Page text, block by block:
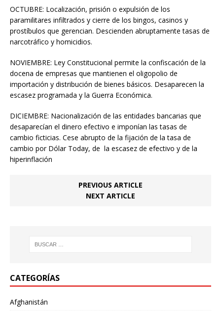
OCTUBRE: Localización, prisión o expulsión de los
paramilitares infiltrados y cierre de los bingos, casinos y
prostíbulos que gerencian. Descienden abruptamente tasas de
narcotráfico y homicidios.
NOVIEMBRE: Ley Constitucional permite la confiscación de la
docena de empresas que mantienen el oligopolio de
importación y distribución de bienes básicos. Desaparecen la
escasez programada y la Guerra Económica.
DICIEMBRE: Nacionalización de las entidades bancarias que
desaparecían el dinero efectivo e imponían las tasas de
cambio ficticias. Cese abrupto de la fijación de la tasa de
cambio por Dólar Today, de la escasez de efectivo y de la
hiperinflación
PREVIOUS ARTICLE
NEXT ARTICLE
CATEGORÍAS
Afghanistán